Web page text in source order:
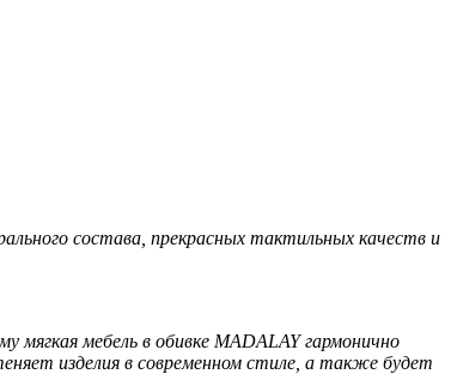
состава, прекрасных тактильных качеств и
мебель в обивке MADALAY гармонично
изделия в современном стиле, а также будет